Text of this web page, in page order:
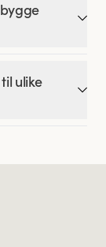
ulike